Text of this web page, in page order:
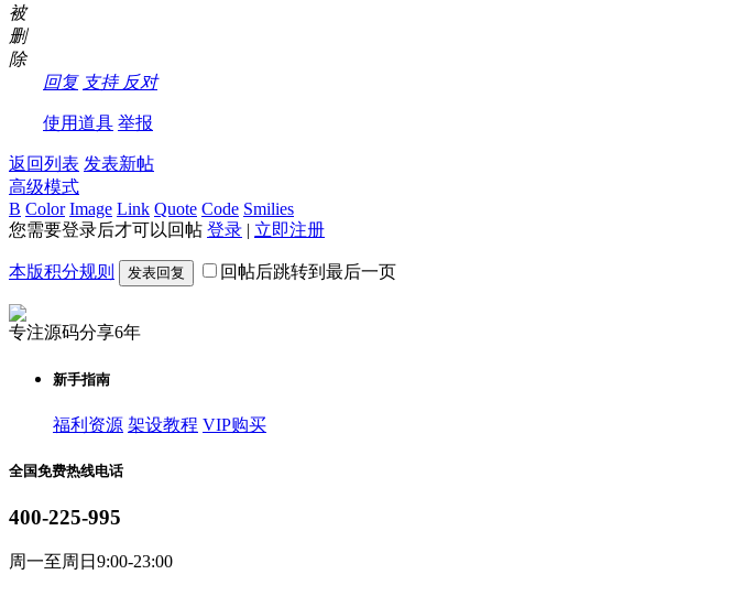
被
删
除
回复 支持 反对
使用道具 举报
返回列表 发表新帖
高级模式
B Color Image Link Quote Code Smilies
您需要登录后才可以回帖 登录 | 立即注册
本版积分规则 发表回复 回帖后跳转到最后一页
专注源码分享6年
新手指南
福利资源 架设教程 VIP购买
全国免费热线电话
400-225-995
周一至周日9:00-23:00